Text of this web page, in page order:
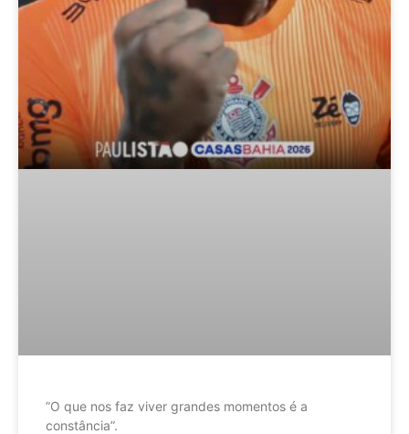
”O que nos faz viver grandes momentos é a
constância”.